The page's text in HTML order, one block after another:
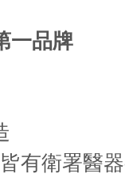
一品牌
有衛署醫